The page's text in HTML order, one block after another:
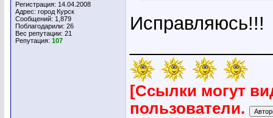
Регистрация: 14.04.2008
Адрес: город Курск
Сообщений: 1,879
Поблагодарили: 26
Вес репутации: 21
Репутация: 107
Исправляюсь!!!
[Ссылки могут
пользователи.